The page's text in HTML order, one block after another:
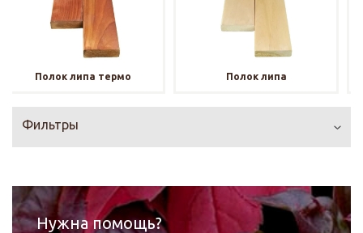
Полок липа термо Полок липа
Фильтры
Нужна помощь?